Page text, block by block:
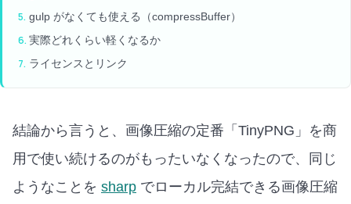
gulp がなくても使える（compressBuffer）
実際どれくらい軽くなるか
ライセンスとリンク
結論から言うと、画像圧縮の定番「TinyPNG」を商
用で使い続けるのがもったいなくなったので、同じ
ようなことを sharp でローカル完結できる画像圧縮